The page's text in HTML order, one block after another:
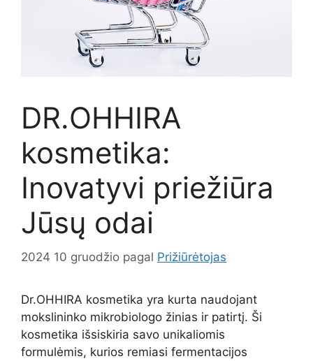
DR.OHHIRA
kosmetika:
Inovatyvi priežiūra
Jūsų odai
2024 10 gruodžio pagal Prižiūrėtojas
Dr.OHHIRA kosmetika yra kurta naudojant
mokslininko mikrobiologo žinias ir patirtį. Ši
kosmetika išsiskiria savo unikaliomis
formulėmis, kurios remiasi fermentacijos